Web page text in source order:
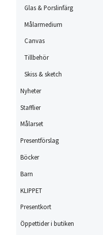
Glas & Porslinfärg
Målarmedium
Canvas
Tillbehör
Skiss & sketch
Nyheter
Stafflier
Målarset
Presentförslag
Böcker
Barn
KLIPPET
Presentkort
Öppettider i butiken